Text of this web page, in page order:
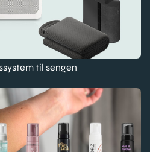
til sengen